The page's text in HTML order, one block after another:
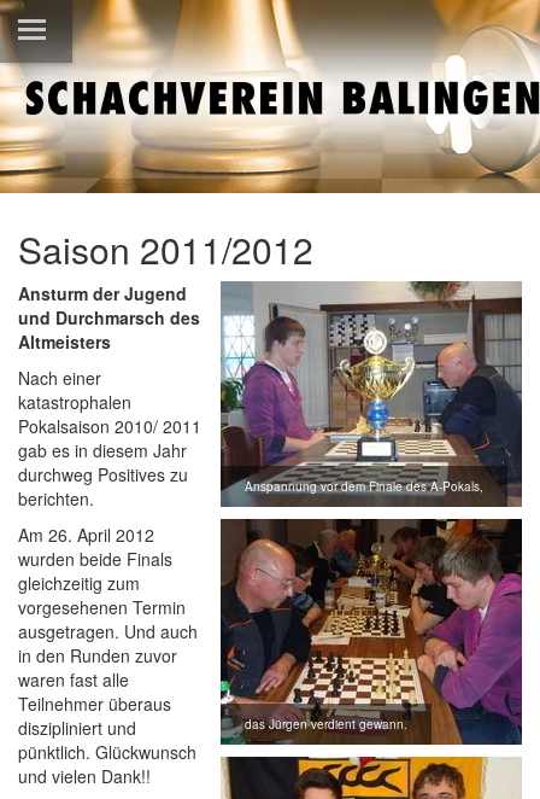
Saison 2011/2012
Anspannung vor dem Finale des A-Pokals,
das Jürgen verdient gewann.
Ansturm der Jugend
und Durchmarsch des
Altmeisters
Nach einer
katastrophalen
Pokalsaison 2010/ 2011
gab es in diesem Jahr
durchweg Positives zu
berichten.
Am 26. April 2012
wurden beide Finals
gleichzeitig zum
vorgesehenen Termin
ausgetragen. Und auch
in den Runden zuvor
waren fast alle
Teilnehmer überaus
diszipliniert und
pünktlich. Glückwunsch
und vielen Dank!!